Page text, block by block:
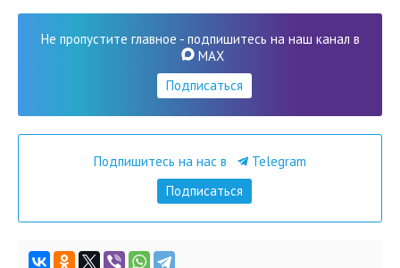
Не пропустите главное - подпишитесь на наш канал в
MAX
Подписаться
Подпишитесь на нас в
Telegram
Подписаться